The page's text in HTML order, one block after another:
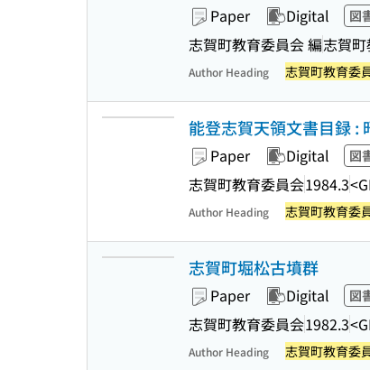
Paper Digital 図
志賀町教育委員会 編志賀
Author Heading 志賀町教育委
能登志賀天領文書目録 :
Paper Digital 図
志賀町教育委員会1984.3
Author Heading 志賀町教育委
志賀町堀松古墳群
Paper Digital 図
志賀町教育委員会1982.3
Author Heading 志賀町教育委